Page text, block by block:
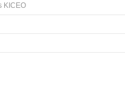
KICEO